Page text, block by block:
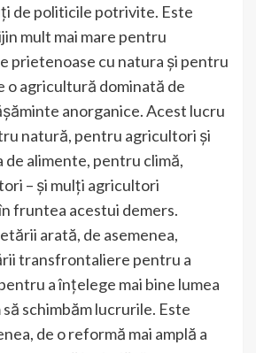
de politicile potrivite. Este
mult mai mare pentru
prietenoase cu natura și pentru
o agricultură dominată de
anorganice. Acest lucru
natură, pentru agricultori și
alimente, pentru climă,
– și mulți agricultori
fruntea acestui demers.
arată, de asemenea,
transfrontaliere pentru a
a înțelege mai bine lumea
schimbăm lucrurile. Este
de o reformă mai amplă a